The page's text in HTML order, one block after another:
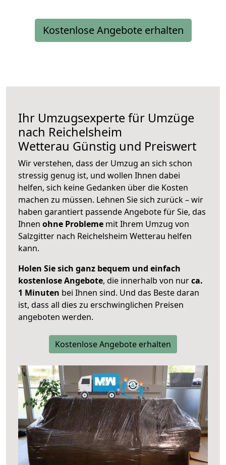
Kostenlose Angebote erhalten
Ihr Umzugsexperte für Umzüge
nach Reichelsheim
Wetterau Günstig und Preiswert
Wir verstehen, dass der Umzug an sich schon
stressig genug ist, und wollen Ihnen dabei
helfen, sich keine Gedanken über die Kosten
machen zu müssen. Lehnen Sie sich zurück – wir
haben garantiert passende Angebote für Sie, das
Ihnen ohne Probleme mit Ihrem Umzug von
Salzgitter nach Reichelsheim Wetterau helfen
kann.
Holen Sie sich ganz bequem und einfach
kostenlose Angebote, die innerhalb von nurca.
1 Minuten bei Ihnen sind. Und das Beste daran
ist, dass all dies zu erschwinglichen Preisen
angeboten werden.
Kostenlose Angebote erhalten